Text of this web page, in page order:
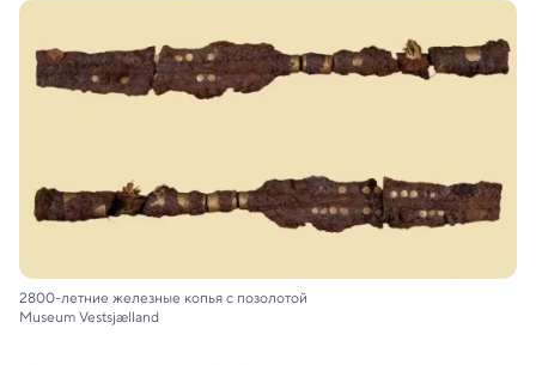
2800-летние железные копья с позолотой
Museum Vestsjælland